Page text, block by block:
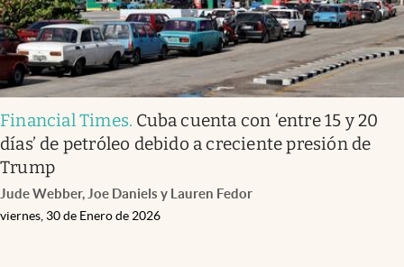
Financial Times. Cuba cuenta con ‘entre 15 y 20
días’ de petróleo debido a creciente presión de
Trump
Jude Webber, Joe Daniels y Lauren Fedor
viernes, 30 de Enero de 2026